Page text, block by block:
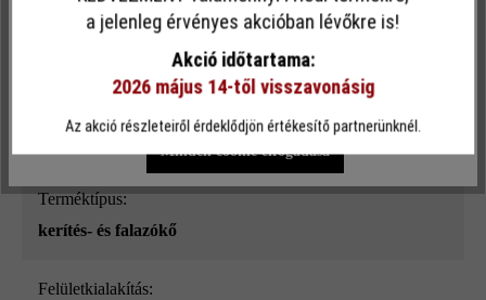
Felületi struktúra:
mészkő nüansz-árnyalt_ModulusPur
Terméktípus:
kerítés- és falazókő
Felületkialakítás:
Ez a webhely cookie-kat használ, hogy a lehető legjobb
funkcionalitást kínálja Önnek...További információ
Egyéni beállítások Csak funkcionális cookie elfogadása
Minden cookie elfogadása
a jelenleg érvényes akcióban lévőkre is!
Akció időtartama:
2026 május 14-től visszavonásig
Az akció részleteiről érdeklődjön értékesítő partnerünknél.